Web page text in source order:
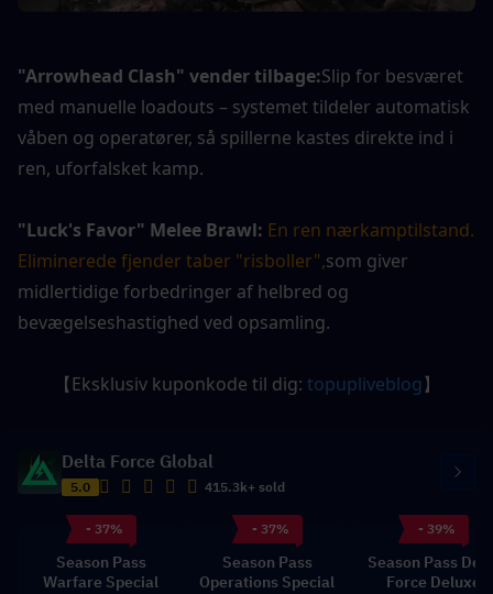
"Arrowhead Clash" vender tilbage:Slip for besværet
med manuelle loadouts – systemet tildeler automatisk
våben og operatører, så spillerne kastes direkte ind i
ren, uforfalsket kamp.
"Luck's Favor" Melee Brawl: En ren nærkamptilstand.
Eliminerede fjender taber "risboller",som giver
midlertidige forbedringer af helbred og
bevægelseshastighed ved opsamling.
【Eksklusiv kuponkode til dig: topupliveblog】
Delta Force Global
5.0 415.3k+ sold
- 37%
Season Pass
Warfare Special
- 37%
Season Pass
Operations Special
- 39%
Season Pass
Force Deluxe